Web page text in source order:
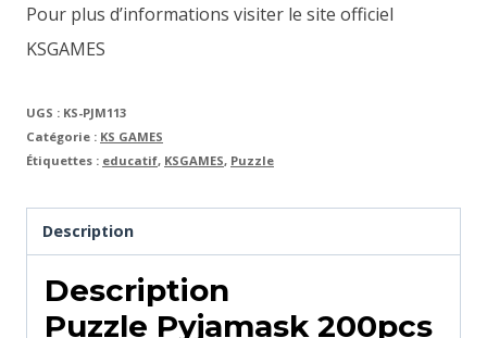
Pour plus d’informations visiter le site officiel
KSGAMES
UGS : KS-PJM113
Catégorie : KS GAMES
Étiquettes : educatif, KSGAMES, Puzzle
Description
Description
Puzzle Pyjamask 200pcs